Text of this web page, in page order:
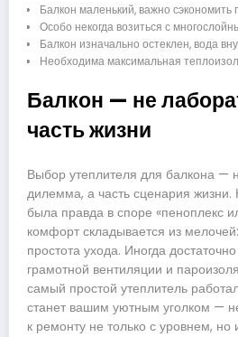
Балкон маленький, важно сэкономить
Особо некогда возиться с
Балкон изначально остеклен, вода
Необходима максимальная
Балкон — не
часть жизни
Выбор утеплителя для балкона —
дилемма, а часть сценария
была правда в споре «пеноплекс
комфорт складывается из
простота ухода. Иногда
грамотной вентиляции и
самый простой утеплитель
станет вашим уютным уголком —
к ремонту не только с уровнем, но